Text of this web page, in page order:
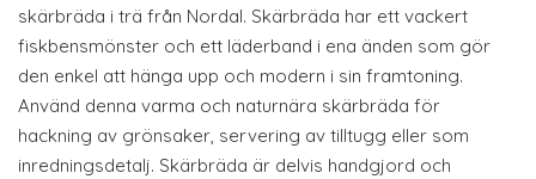
skärbräda i trä från Nordal. Skärbräda har ett vackert
fiskbensmönster och ett läderband i ena änden som gör
den enkel att hänga upp och modern i sin framtoning.
Använd denna varma och naturnära skärbräda för
hackning av grönsaker, servering av tilltugg eller som
inredningsdetalj. Skärbräda är delvis handgjord och